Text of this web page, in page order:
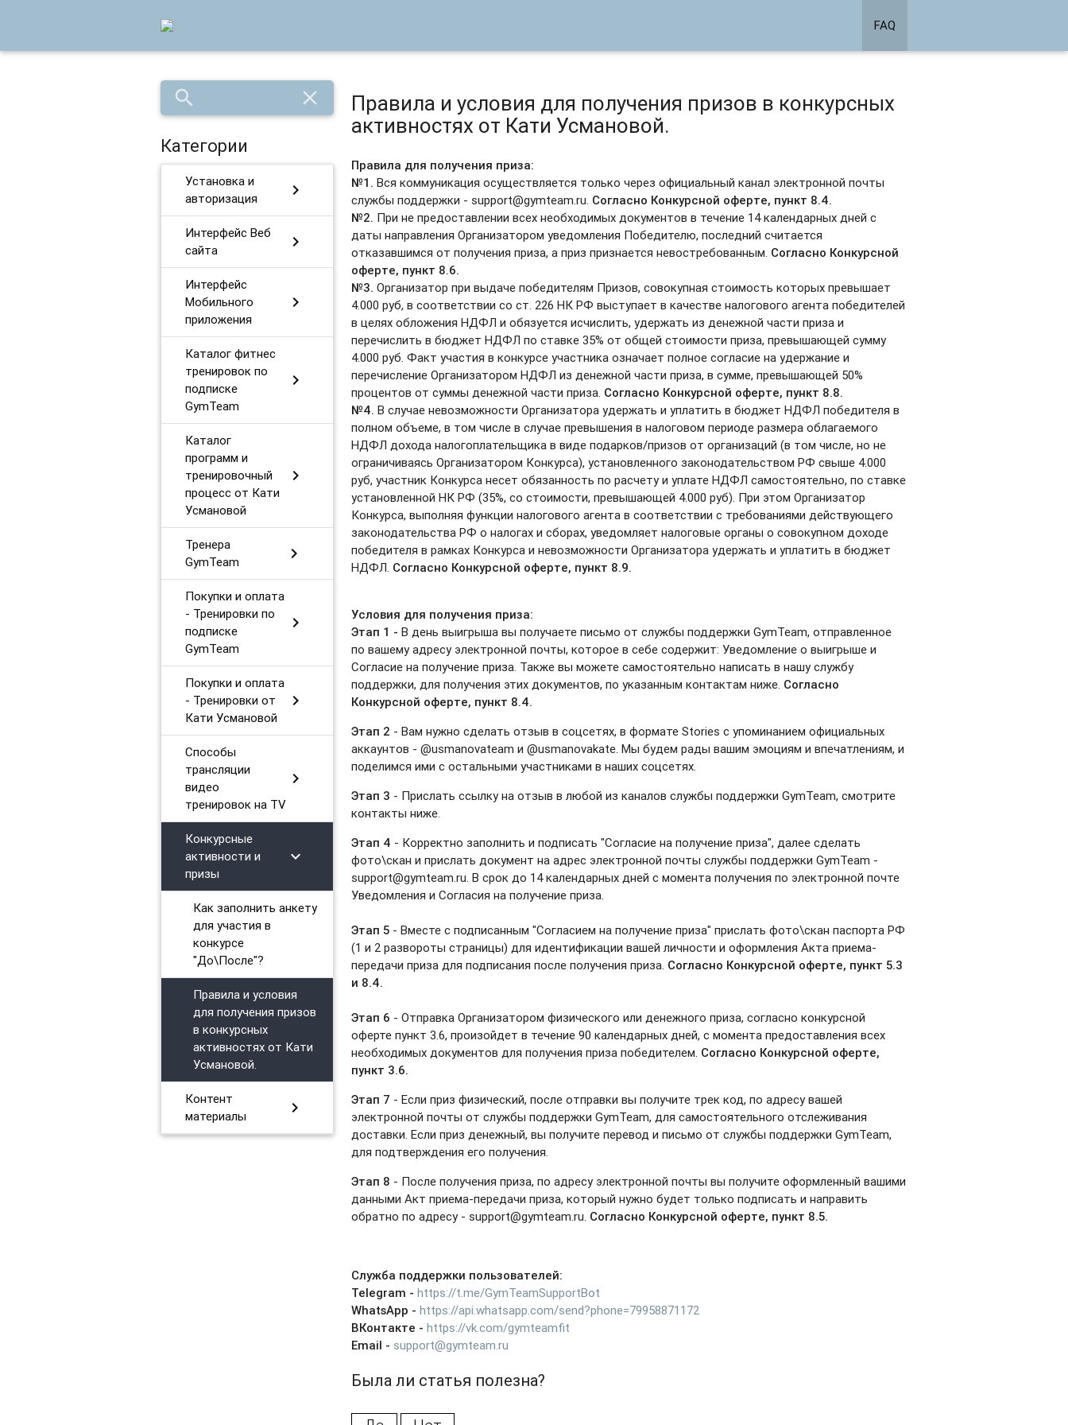
FAQ
search close
Категории
Установка и
авторизация
chevron_right
Интерфейс Веб
сайта
chevron_right
Интерфейс
Мобильного
приложения
chevron_right
Каталог фитнес
тренировок по
подписке
GymTeam
chevron_right
Каталог
программ и
тренировочный
процесс от Кати
Усмановой
chevron_right
Тренера
GymTeam
chevron_right
Покупки и оплата
- Тренировки по
подписке
GymTeam
chevron_right
Покупки и оплата
- Тренировки от
Кати Усмановой
chevron_right
Способы
трансляции
видео
тренировок на TV
chevron_right
Конкурсные
активности и
призы
chevron_right
Как заполнить анкету
для участия в
конкурсе
"До\После"?
Правила и условия
для получения призов
в конкурсных
активностях от Кати
Усмановой.
Контент
материалы
chevron_right
Правила и условия для получения призов в конкурсных
активностях от Кати Усмановой.
Правила для получения приза:
№1.Вся коммуникация осуществляется только через официальный канал электронной почты
службы поддержки - support@gymteam.ru. Согласно Конкурсной оферте, пункт 8.4.
№2. При не предоставлении всех необходимых документов в течение 14 календарных дней с
даты направления Организатором уведомления Победителю, последний считается
отказавшимся от получения приза, а приз признается невостребованным. Согласно Конкурсной
оферте, пункт 8.6.
№3.Организатор при выдаче победителям Призов, совокупная стоимость которых превышает
4.000 руб, в соответствии со ст. 226 НК РФ выступает в качестве налогового агента победителей
в целях обложения НДФЛ и обязуется исчислить, удержать из денежной части приза и
перечислить в бюджет НДФЛ по ставке 35% от общей стоимости приза, превышающей сумму
4.000 руб. Факт участия в конкурсе участника означает полное согласие на удержание и
перечисление Организатором НДФЛ из денежной части приза, в сумме, превышающей 50%
процентов от суммы денежной части приза. Согласно Конкурсной оферте, пункт 8.8.
№4. В случае невозможности Организатора удержать и уплатить в бюджет НДФЛ победителя в
полном объеме, в том числе в случае превышения в налоговом периоде размера облагаемого
НДФЛ дохода налогоплательщика в виде подарков/призов от организаций (в том числе, но не
ограничиваясь Организатором Конкурса), установленного законодательством РФ свыше 4.000
руб, участник Конкурса несет обязанность по расчету и уплате НДФЛ самостоятельно, по ставке
установленной НК РФ (35%, со стоимости, превышающей 4.000 руб). При этом Организатор
Конкурса, выполняя функции налогового агента в соответствии с требованиями действующего
законодательства РФ о налогах и сборах, уведомляет налоговые органы о совокупном доходе
победителя в рамках Конкурса и невозможности Организатора удержать и уплатить в бюджет
НДФЛ. Согласно Конкурсной оферте, пункт 8.9.
Условия для получения приза:
Этап 1 -В день выигрыша вы получаете письмо от службы поддержки GymTeam, отправленное
по вашему адресу электронной почты, которое в себе содержит: Уведомление о выигрыше и
Согласие на получение приза. Также вы можете самостоятельно написать в нашу службу
поддержки, для получения этих документов, по указанным контактам ниже. Согласно
Конкурсной оферте, пункт 8.4.
Этап 2 - Вам нужно сделать отзыв в соцсетях, в формате Stories с упоминанием официальных
аккаунтов - @usmanovateam и @usmanovakate. Мы будем рады вашим эмоциям и впечатлениям, и
поделимся ими с остальными участниками в наших соцсетях.
Этап 3 - Прислать ссылку на отзыв в любой из каналов службы поддержки GymTeam, смотрите
контакты ниже.
Этап 4 - Корректно заполнить и подписать "Согласие на получение приза", далее сделать
фото\скан и прислать документ на адрес электронной почты службы поддержки GymTeam -
support@gymteam.ru. В срок до 14 календарных дней с момента получения по электронной почте
Уведомления и Согласия на получение приза.
Этап 5 - Вместе с подписанным "Согласием на получение приза" прислать фото\скан паспорта РФ
(1 и 2 развороты страницы) для идентификации вашей личности и оформления Акта приема-
передачи приза для подписания после получения приза. Согласно Конкурсной оферте, пункт 5.3
и 8.4.
Этап 6 - Отправка Организатором физического или денежного приза, согласно конкурсной
оферте пункт 3.6, произойдет в течение 90 календарных дней, с момента предоставления всех
необходимых документов для получения приза победителем. Согласно Конкурсной оферте,
пункт 3.6.
Этап 7 - Если приз физический, после отправки вы получите трек код, по адресу вашей
электронной почты от службы поддержки GymTeam, для самостоятельного отслеживания
доставки. Если приз денежный, вы получите перевод и письмо от службы поддержки GymTeam,
для подтверждения его получения.
Этап 8 - После получения приза, по адресу электронной почты вы получите оформленный вашими
данными Акт приема-передачи приза, который нужно будет только подписать и направить
обратно по адресу - support@gymteam.ru. Согласно Конкурсной оферте, пункт 8.5.
Служба поддержки пользователей:
Telegram -https://t.me/GymTeamSupportBot
WhatsApp -https://api.whatsapp.com/send?phone=79958871172
ВКонтакте -https://vk.com/gymteamfit
Email - support@gymteam.ru
Была ли статья полезна?